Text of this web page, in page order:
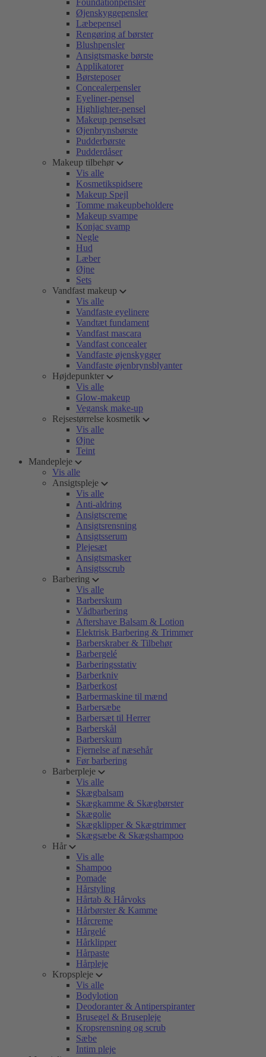
Foundationpensler
Øjenskyggepensler
Læbepensel
Rengøring af børster
Blushpensler
Ansigtsmaske børste
Applikatorer
Børsteposer
Concealerpensler
Eyeliner-pensel
Highlighter-pensel
Makeup penselsæt
Øjenbrynsbørste
Pudderbørste
Pudderdåser
Makeup tilbehør
Vis alle
Kosmetikspidsere
Makeup Spejl
Tomme makeupbeholdere
Makeup svampe
Konjac svamp
Negle
Hud
Læber
Øjne
Sets
Vandfast makeup
Vis alle
Vandfaste eyelinere
Vandtæt fundament
Vandfast mascara
Vandfast concealer
Vandfaste øjenskygger
Vandfaste øjenbrynsblyanter
Højdepunkter
Vis alle
Glow-makeup
Vegansk make-up
Rejsestørrelse kosmetik
Vis alle
Øjne
Teint
Mandepleje
Vis alle
Ansigtspleje
Vis alle
Anti-aldring
Ansigtscreme
Ansigtsrensning
Ansigtsserum
Plejesæt
Ansigtsmasker
Ansigtsscrub
Barbering
Vis alle
Barberskum
Vådbarbering
Aftershave Balsam & Lotion
Elektrisk Barbering & Trimmer
Barberskraber & Tilbehør
Barbergelé
Barberingsstativ
Barberkniv
Barberkost
Barbermaskine til mænd
Barbersæbe
Barbersæt til Herrer
Barberskål
Barberskum
Fjernelse af næsehår
Før barbering
Barberpleje
Vis alle
Skægbalsam
Skægkamme & Skægbørster
Skægolie
Skægklipper & Skægtrimmer
Skægsæbe & Skægshampoo
Hår
Vis alle
Shampoo
Pomade
Hårstyling
Hårtab & Hårvoks
Hårbørster & Kamme
Hårcreme
Hårgelé
Hårklipper
Hårpaste
Hårpleje
Kropspleje
Vis alle
Bodylotion
Deodoranter & Antiperspiranter
Brusegel & Brusepleje
Kropsrensning og scrub
Sæbe
Intim pleje